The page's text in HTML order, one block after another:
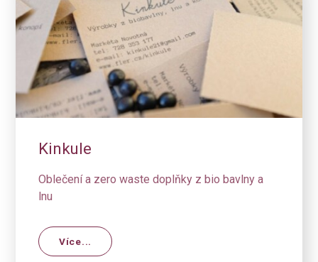
Kinkule
Oblečení a zero waste doplňky z bio bavlny a
lnu
Více...